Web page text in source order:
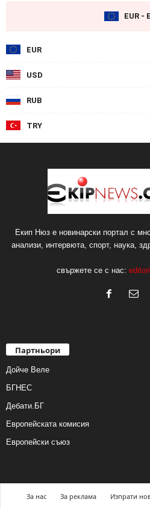
EUR -
EUR
USD
RUB
TRY
Екип Нюз е новинарски портал с
анализи, интервюта, спорт, наука,
свържете се с нас:
Партньори
Дойче Веле
БГНЕС
Дебати.БГ
Европейската комисия
Европейски съюз
За нас За реклама Изпрати